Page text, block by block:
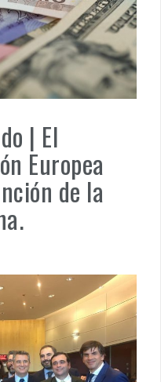
DE VERDAD
TE JUZGARÁ
los dados éticos de la
TERRITORIAL,
POLITICA
| El
Europea
de la